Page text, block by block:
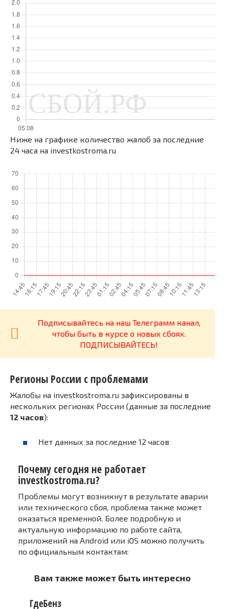
Ниже на графике количество жалоб за последние
24 часа на investkostroma.ru
Подписывайтесь на наш Телеграмм канал,
чтобы быть в курсе о новых сбоях.
ПОДПИСЫВАЙТЕСЬ!
Регионы России с проблемами
Жалобы на investkostroma.ru зафиксированы в
нескольких регионах России (данные за последние
12 часов):
Нет данных за последние 12 часов
Почему сегодня не работает
investkostroma.ru?
Проблемы могут возникнут в результате аварии
или технического сбоя, проблема также может
оказаться временной. Более подробную и
актуальную информацию по работе сайта,
приложений на Android или iOS можно получить
по официальным контактам:
Вам также может быть интересно
ГдеБенз